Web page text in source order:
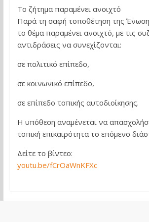
Το ζήτημα παραμένει ανοιχτό
Παρά τη σαφή τοποθέτηση της
το θέμα παραμένει ανοιχτό, με τις
αντιδράσεις να συνεχίζονται:
σε πολιτικό επίπεδο,
σε κοινωνικό επίπεδο,
σε επίπεδο τοπικής αυτοδιοίκησης.
Η υπόθεση αναμένεται να
τοπική επικαιρότητα το επόμενο
Δείτε το βίντεο:
youtu.be/fCrOaWnKFXc